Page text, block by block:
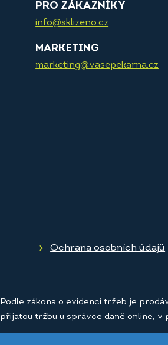
PRO ZÁKAZNÍKY
info@sklizeno.cz
MARKETING
marketing@vasepekarna.cz
Ochrana osobních údajů
Podle zákona o evidenci tržeb je
přijatou tržbu u správce daně online; v